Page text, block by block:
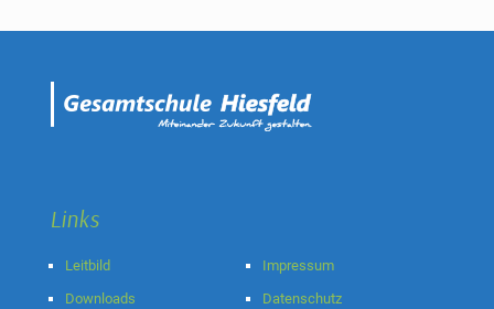
Links
Leitbild
Downloads
Impressum
Datenschutz